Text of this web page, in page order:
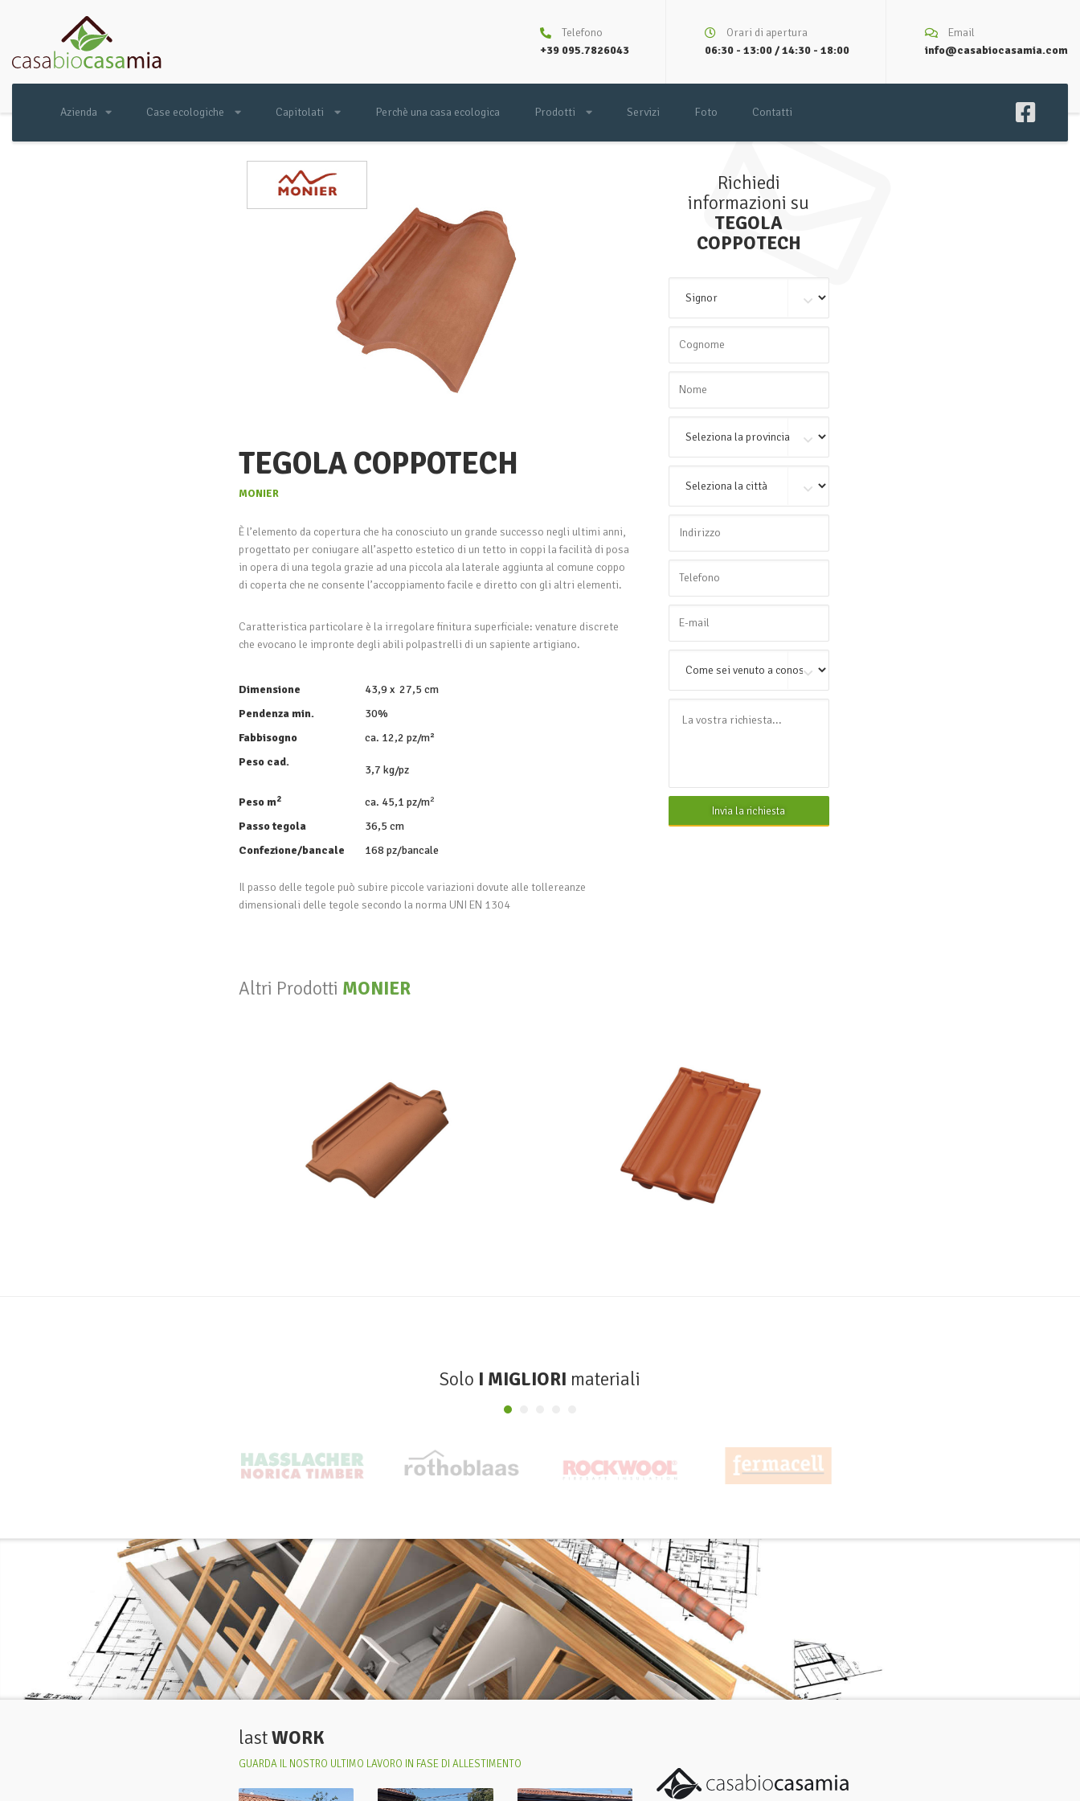
Telefono
+39 095.7826043
Orari di apertura
06:30 - 13:00 / 14:30 - 18:00
Email
info@casabiocasamia.com
Azienda Case ecologiche Capitolati Perchè una casa ecologica Prodotti Servizi Foto Contatti
TEGOLA COPPOTECH
MONIER
È l’elemento da copertura che ha conosciuto un grande successo negli ultimi anni,
progettato per coniugare all’aspetto estetico di un tetto in coppi la facilità di posa
in opera di una tegola grazie ad una piccola ala laterale aggiunta al comune coppo
di coperta che ne consente l’accoppiamento facile e diretto con gli altri elementi.
Caratteristica particolare è la irregolare finitura superficiale: venature discrete
che evocano le impronte degli abili polpastrelli di un sapiente artigiano.
Dimensione
43,9 x 27,5 cm
Pendenza min.
30%
Fabbisogno
ca. 12,2 pz/m²
Peso cad.
3,7 kg/pz
Peso m2 ca. 45,1 pz/m2
Passo tegola
36,5 cm
Confezione/bancale
168 pz/bancale
Il passo delle tegole può subire piccole variazioni dovute alle tollereanze
dimensionali delle tegole secondo la norma UNI EN 1304
Richiedi
informazioni su
TEGOLA
COPPOTECH
Invia la richiesta
Altri Prodotti MONIER
Tegola Portoghese Tegola Marsigliese
Solo I MIGLIORI materiali
lastWORK
GUARDA IL NOSTRO ULTIMO LAVORO IN FASE DI ALLESTIMENTO